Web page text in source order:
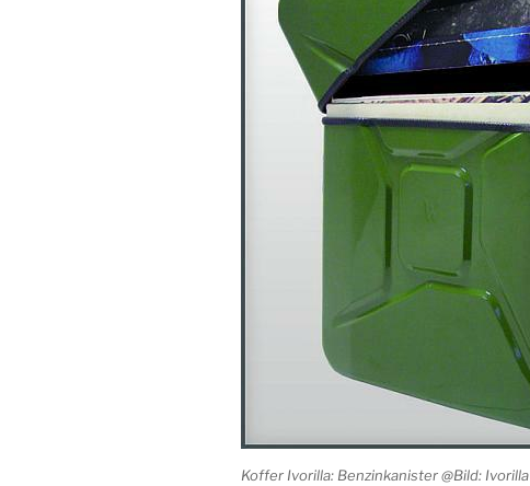
Koffer Ivorilla: Benzinkanister @Bild: Ivorilla